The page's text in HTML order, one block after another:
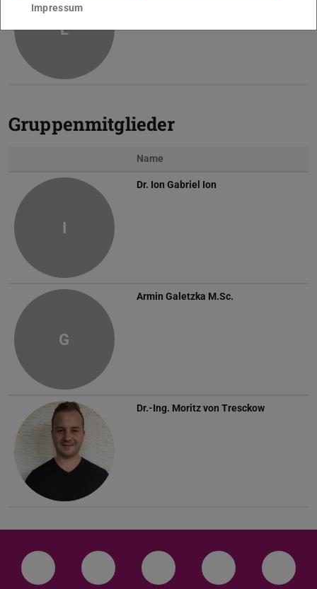
L
Gruppenmitglieder
Name
I
Dr. Ion Gabriel Ion
G
Armin Galetzka M.Sc.
Dr.-Ing. Moritz von Tresckow
LinkedIn-Seite der TU Darmstadt
Instagram-Kanal der TU
Bluesky-Kanal der TU
Facebook-
Impressum